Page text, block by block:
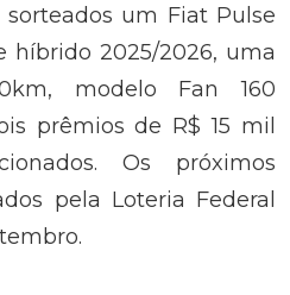
sorteados um Fiat Pulse
híbrido 2025/2026, uma
modelo Fan 160
prêmios de R$ 15 mil
Os próximos
pela Loteria Federal